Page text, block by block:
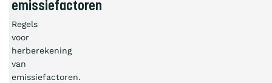
emissiefactoren
Regels
voor
herberekening
van
emissiefactoren.